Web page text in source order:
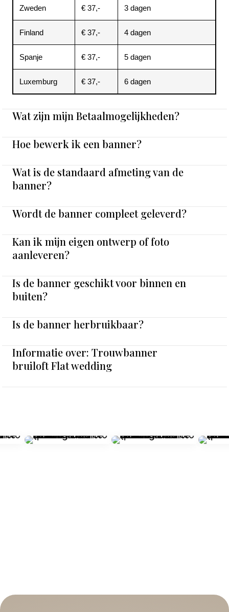
Zweden € 37,- 3 dagen
Finland € 37,- 4 dagen
Spanje € 37,- 5 dagen
Luxemburg € 37,- 6 dagen
Wat zijn mijn Betaalmogelijkheden?
Hoe bewerk ik een banner?
Wat is de standaard afmeting van de
banner?
Wordt de banner compleet geleverd?
Kan ik mijn eigen ontwerp of foto
aanleveren?
Is de banner geschikt voor binnen en
buiten?
Is de banner herbruikbaar?
Informatie over: Trouwbanner
bruiloft Flat wedding